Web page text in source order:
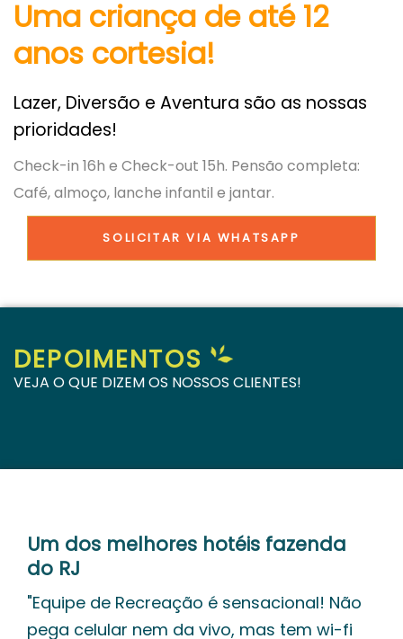
Uma criança de até 12
anos cortesia!
Lazer, Diversão e Aventura são as nossas
prioridades!
Check-in 16h e Check-out 15h. Pensão completa:
Café, almoço, lanche infantil e jantar.
SOLICITAR VIA WHATSAPP
DEPOIMENTOS
VEJA O QUE DIZEM OS NOSSOS CLIENTES!
Um dos melhores hotéis fazenda
do RJ
"Equipe de Recreação é sensacional! Não
pega celular nem da vivo, mas tem wi-fi